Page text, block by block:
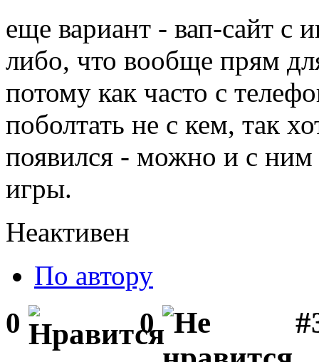
еще вариант - вап-сайт с
либо, что вообще прям
потому как часто с
поболтать не с кем, так
появился - можно и с ним
игры.
Неактивен
По автору
0 0